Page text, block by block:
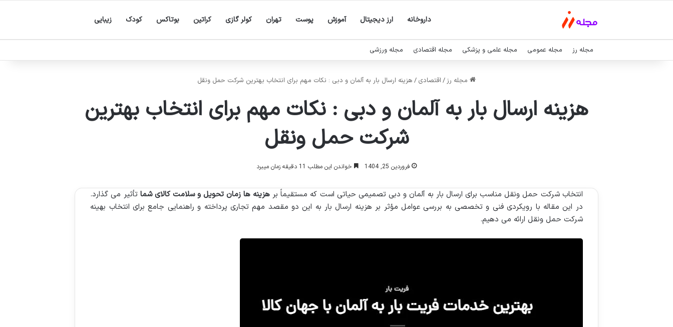
داروخانه ارز دیجیتال آموزش پوست تهران کولر گازی کراتین بوتاکس کودک زیبایی
مجله رز مجله عمومی مجله علمی و پزشکی مجله اقتصادی مجله ورزشی
مجله رز/ اقتصادی / هزینه ارسال بار به آلمان و دبی : نکات مهم برای انتخاب بهترین شرکت حمل ونقل
هزینه ارسال بار به آلمان و دبی : نکات مهم برای انتخاب بهترین
شرکت حمل ونقل
فروردین 25, 1404 خواندن این مطلب 11 دقیقه زمان میبرد
انتخاب شرکت حمل ونقل مناسب برای ارسال بار به آلمان و دبی تصمیمی حیاتی است که مستقیماً بر هزینه ها زمان تحویل و سلامت کالای شما تأثیر می گذارد.
در این مقاله با رویکردی فنی و تخصصی به بررسی عوامل مؤثر بر هزینه ارسال بار به این دو مقصد مهم تجاری پرداخته و راهنمایی جامع برای انتخاب بهینه
شرکت حمل ونقل ارائه می دهیم.